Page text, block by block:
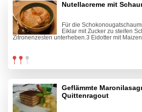
Nutellacreme mit
Für die
Eiklar mit Zucker zu steifen
Zitronenzesten unterheben.3 Eidotter mit
Geflämmte
Quittenragout